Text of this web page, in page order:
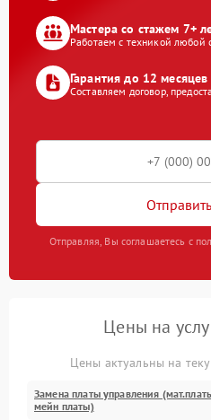
Мастера со стажем 7+
Работаем с техникой любой
Гарантия до 12 месяцев
Составляем договор,
Отправляя, Вы соглашаетесь с
Цены на
Цены актуальны на
Замена платы управления
мейн платы)